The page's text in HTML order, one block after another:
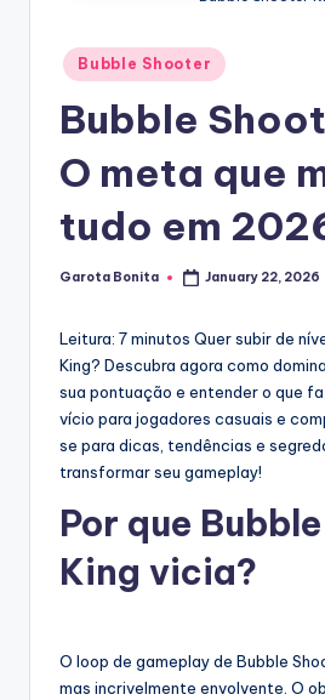
Posted
in
Bubble Shooter
Bubble
O meta que
tudo em
Posted
Garota Bonita January 22, 2026
Leitura: 7 minutos Quer subir de
King? Descubra agora como
sua pontuação e entender o que
vício para jogadores casuais e
se para dicas, tendências e
transformar seu gameplay!
Por que
King vicia?
O loop de gameplay de Bubble
mas incrivelmente envolvente. O